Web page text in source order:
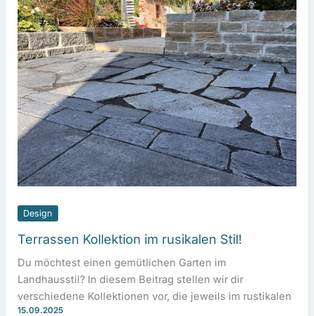
Design
Terrassen Kollektion im rusikalen Stil!
Du möchtest einen gemütlichen Garten im
Landhausstil? In diesem Beitrag stellen wir dir
verschiedene Kollektionen vor, die jeweils im rustikalen
15.09.2025